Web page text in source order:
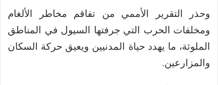
وحذر التقرير الأممي من تفاقم مخاطر الألغام
ومخلفات الحرب التي جرفتها السيول في المناطق
الملوثة، ما يهدد حياة المدنيين ويعيق حركة السكان
والمزارعين.